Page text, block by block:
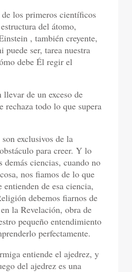
los primeros científicos
del átomo,
, también creyente,
ser, tarea nuestra
debe Él regir el
de un exceso de
rechaza todo lo que supera
exclusivos de la
para creer. Y lo
demás ciencias, cuando no
nos fiamos de lo que
entienden de esa ciencia,
debemos fiarnos de
la Revelación, obra de
pequeño entendimiento
perfectamente.
entiende el ajedrez, y
del ajedrez es una